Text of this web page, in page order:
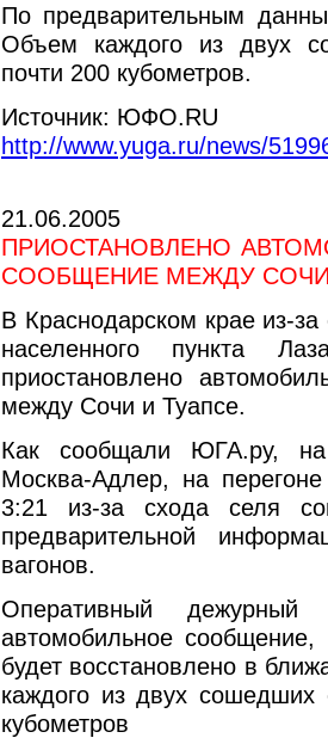
По предварительным
Объем каждого из двух
почти 200 кубометров.
Источник: ЮФО.RU
http://www.yuga.ru/news/
21.06.2005
ПРИОСТАНОВЛЕНО
СООБЩЕНИЕ МЕЖДУ
В Краснодарском крае из-
населенного пункта
приостановлено
между Сочи и Туапсе.
Как сообщали ЮГА.ру, на
Москва-Адлер, на
3:21 из-за схода селя
предварительной
вагонов.
Оперативный
автомобильное
будет восстановлено в
каждого из двух сошедших
кубометров